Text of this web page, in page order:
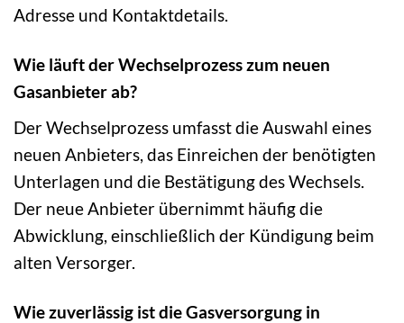
Adresse und Kontaktdetails.
Wie läuft der Wechselprozess zum neuen
Gasanbieter ab?
Der Wechselprozess umfasst die Auswahl eines
neuen Anbieters, das Einreichen der benötigten
Unterlagen und die Bestätigung des Wechsels.
Der neue Anbieter übernimmt häufig die
Abwicklung, einschließlich der Kündigung beim
alten Versorger.
Wie zuverlässig ist die Gasversorgung in